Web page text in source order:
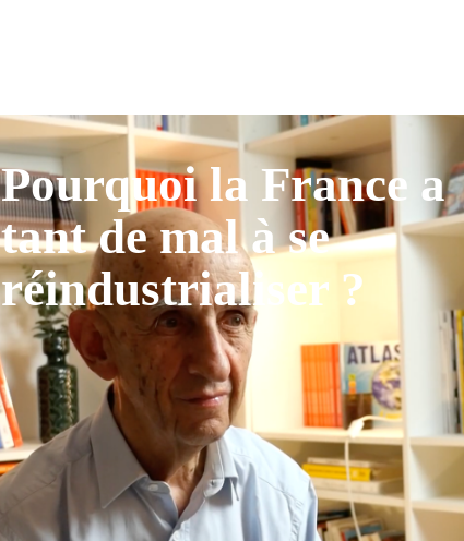
Pourquoi la France a
tant de mal à se
réindustrialiser ?